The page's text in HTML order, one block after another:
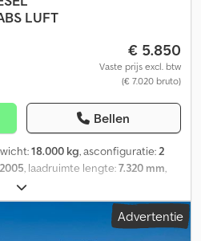
LUFT
€ 5.850
Vaste prijs excl. btw
(€ 7.020 bruto)
Bellen
18.000 kg, asconfiguratie: 2
, laadruimte lengte:7.320 mm
, laadruimtehoogte:
, Alles in orde Dsdpfjyk Rausx Ag
Advertentie